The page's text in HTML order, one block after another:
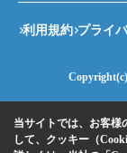
利用規約 プライ
当サイトでは、お客様
して、クッキー（